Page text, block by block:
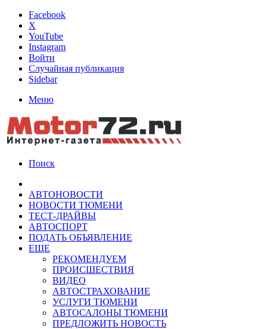
Facebook
X
YouTube
Instagram
Войти
Случайная публикация
Sidebar
Меню
Поиск
АВТОНОВОСТИ
НОВОСТИ ТЮМЕНИ
ТЕСТ-ДРАЙВЫ
АВТОСПОРТ
ПОДАТЬ ОБЪЯВЛЕНИЕ
ЕЩЕ
РЕКОМЕНДУЕМ
ПРОИСШЕСТВИЯ
ВИДЕО
АВТОСТРАХОВАНИЕ
УСЛУГИ ТЮМЕНИ
АВТОСАЛОНЫ ТЮМЕНИ
ПРЕДЛОЖИТЬ НОВОСТЬ